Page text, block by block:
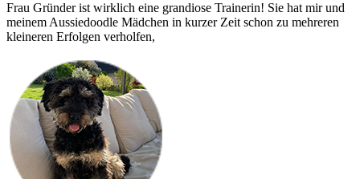
Frau Gründer ist wirklich eine grandiose Trainerin! Sie hat mir und
meinem Aussiedoodle Mädchen in kurzer Zeit schon zu mehreren
kleineren Erfolgen verholfen,